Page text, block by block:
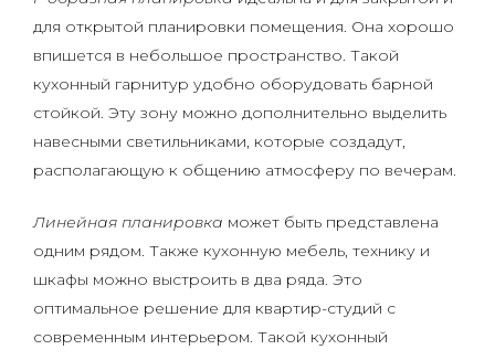
для открытой планировки помещения. Она хорошо
впишется в небольшое пространство. Такой
кухонный гарнитур удобно оборудовать барной
стойкой. Эту зону можно дополнительно выделить
навесными светильниками, которые создадут,
располагающую к общению атмосферу по вечерам.
Линейная планировка может быть представлена
одним рядом. Также кухонную мебель, технику и
шкафы можно выстроить в два ряда. Это
оптимальное решение для квартир-студий с
современным интерьером. Такой кухонный